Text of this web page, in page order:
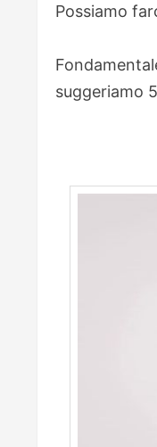
Possiamo
suggeriamo